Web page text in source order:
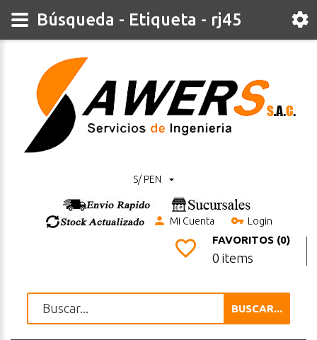
S/ PEN
Mi Cuenta Login
FAVORITOS (0)
0 items
BUSCAR...
Búsqueda - Etiqueta - rj45